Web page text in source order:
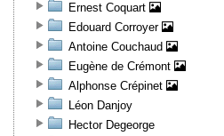
Ernest Coquart
Edouard Corroyer
Antoine Couchaud
Eugène de Crémont
Alphonse Crépinet
Léon Danjoy
Hector Degeorge